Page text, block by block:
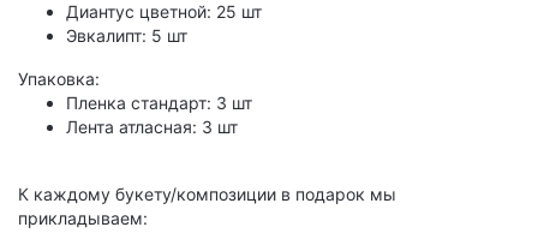
Диантус цветной: 25 шт
Эвкалипт: 5 шт
Упаковка:
Пленка стандарт: 3 шт
Лента атласная: 3 шт
К каждому букету/композиции в подарок мы
прикладываем: